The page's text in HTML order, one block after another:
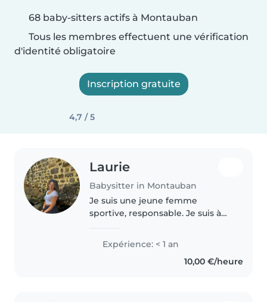
68 baby-sitters actifs à Montauban
Tous les membres effectuent une vérification
d'identité obligatoire
Inscription gratuite
4,7 / 5
Laurie
Babysitter in Montauban
Je suis une jeune femme
sportive, responsable. Je suis à
et les tâches ménagères. J'ai une
voiture/moto et je suis prête à
Expérience: < 1 an
10,00 €/heure